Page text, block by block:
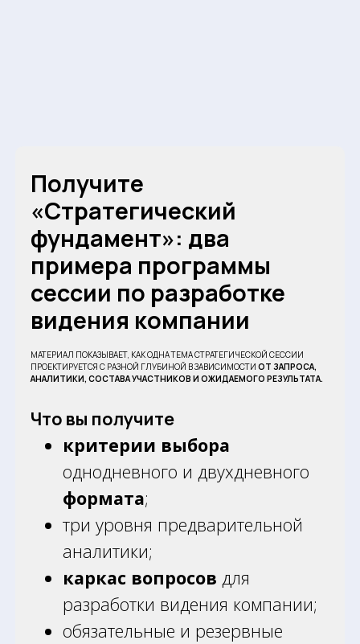
Получите
«Стратегический
фундамент»: два
примера программы
сессии по разработке
видения компании
МАТЕРИАЛ ПОКАЗЫВАЕТ, КАК ОДНА ТЕМА СТРАТЕГИЧЕСКОЙ СЕССИИ
ПРОЕКТИРУЕТСЯ С РАЗНОЙ ГЛУБИНОЙ В ЗАВИСИМОСТИОТ ЗАПРОСА,
АНАЛИТИКИ, СОСТАВА УЧАСТНИКОВ И ОЖИДАЕМОГО РЕЗУЛЬТАТА.
Что вы получите
критерии выбора
однодневного и двухдневного
формата;
три уровня предварительной
аналитики;
каркас вопросов для
разработки видения компании;
обязательные и резервные